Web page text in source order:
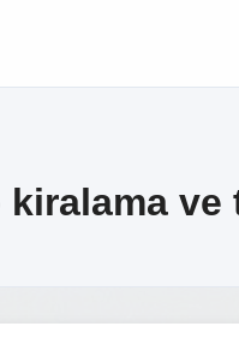
kiralama